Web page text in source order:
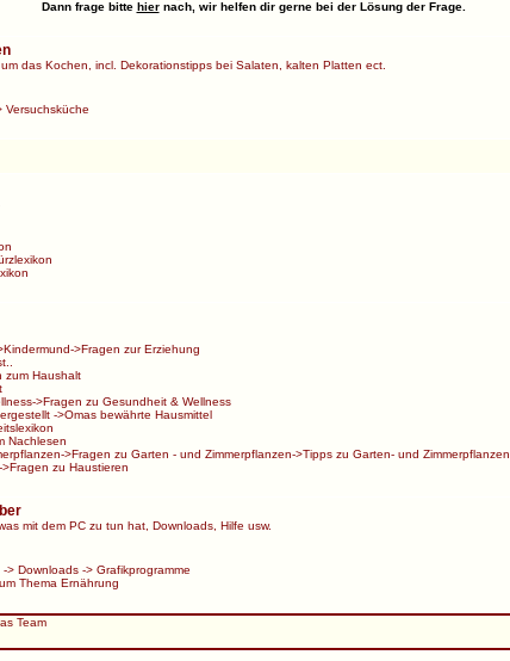
Dann frage bitte hiernach, wir helfen dir gerne bei der Lösung der Frage.
das Kochen, incl. Dekorationstipps bei Salaten, kalten Platten ect.
Versuchsküche
Kindermund->Fragen zur Erziehung
zum Haushalt
->Fragen zu Gesundheit & Wellness
->Omas bewährte Hausmittel
Nachlesen
->Fragen zu Garten - und Zimmerpflanzen->Tipps zu Garten- und Zimmerpflanzen
->Fragen zu Haustieren
mit dem PC zu tun hat, Downloads, Hilfe usw.
-> Downloads -> Grafikprogramme
Thema Ernährung
Team